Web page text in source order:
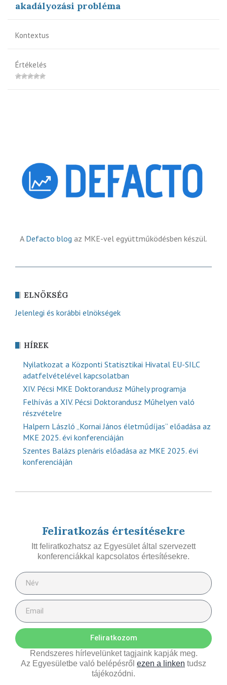
akadályozási probléma
Kontextus
Értékelés
A Defacto blog az MKE-vel együttműködésben készül.
ELNÖKSÉG
Jelenlegi és korábbi elnökségek
HÍREK
Nyilatkozat a Központi Statisztikai Hivatal EU-SILC
adatfelvételével kapcsolatban
XIV. Pécsi MKE Doktorandusz Műhely programja
Felhívás a XIV. Pécsi Doktorandusz Műhelyen való
részvételre
Halpern László „Kornai János életműdíjas” előadása az
MKE 2025. évi konferenciáján
Szentes Balázs plenáris előadása az MKE 2025. évi
konferenciáján
Feliratkozás értesítésekre
Itt feliratkozhatsz az Egyesület által szervezett
konferenciákkal kapcsolatos értesítésekre.
Feliratkozom
Rendszeres hírlevelünket tagjaink kapják meg.
Az Egyesületbe való belépésről ezen a linken tudsz
tájékozódni.